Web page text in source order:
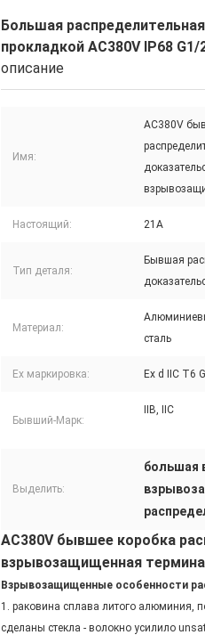
Большая
прокладкой AC380V IP68 G1/
описание
Имя:
AC380V
Настоящий: 21A
Тип деталя:
Бывшая
Материал:
сталь
Ex маркировка: Ex d IIC T6
Бывший-Марк:
IIB, IIC
Выделить:
большая
AC380V бывшее коробка
взрывозащищенная
Взрывозащищенные особенности
1. раковина сплава литого алюминия,
сделаны стекла - волокно усилило